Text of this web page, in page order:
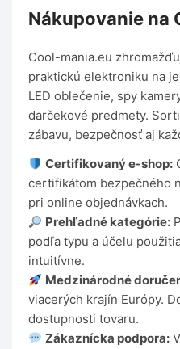
Nákupovanie na
Cool-mania.eu
praktickú elektroniku na
LED oblečenie, spy
darčekové predmety.
zábavu, bezpečnosť aj
Certifikovaný e-shop:
certifikátom bezpečného
pri online objednávkach.
Prehľadné kategórie:
podľa typu a účelu
intuitívne.
Medzinárodné
viacerých krajín Európy.
dostupnosti tovaru.
Zákaznícka podpora: